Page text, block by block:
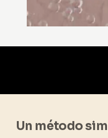
Un método